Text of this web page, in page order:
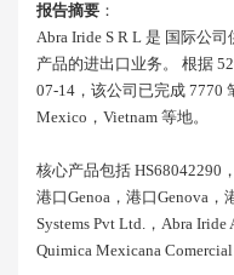
报告摘要 ：
Abra Iride S R L 是 国际公
产品的进出口业务。 根据
07-14，该公司已完成 7770
Mexico，vietnam 等地。
核心产品包括 HS68042290
港口genoa，港口genova，
Systems Pvt Ltd.，abra Iride
Quimica Mexicana Comercial